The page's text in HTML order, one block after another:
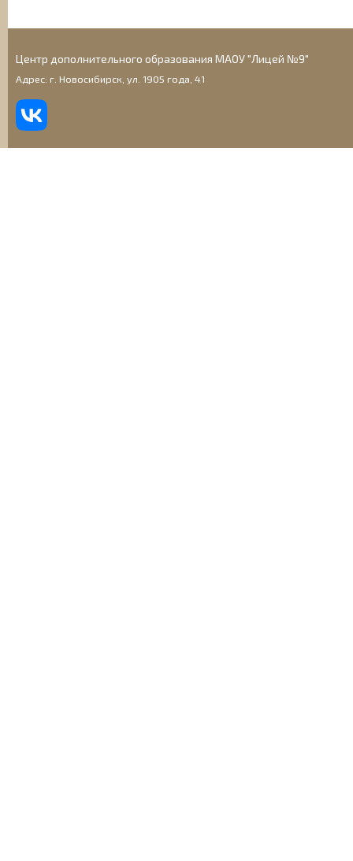
Центр дополнительного образования МАОУ "Лицей №9"
Адрес: г. Новосибирск, ул. 1905 года, 41